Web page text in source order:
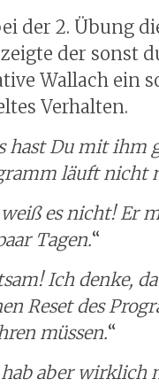
der 2. Übung
der sonst
Wallach ein
Verhalten.
hast Du mit ihm
läuft nicht
es nicht! Er
Tagen.“
Ich denke,
Reset des
müssen.“
aber wirklich